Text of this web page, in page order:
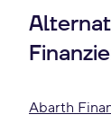
Abarth